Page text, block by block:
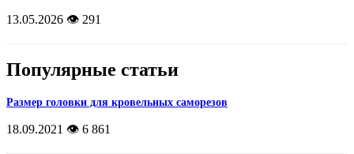
13.05.2026 👁️ 291
Популярные статьи
Размер головки для кровельных саморезов
18.09.2021 👁️ 6 861